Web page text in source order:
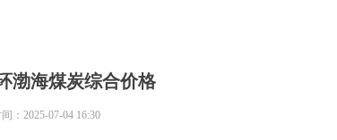
渤海煤炭综合价格
： 2025-07-04 16:30